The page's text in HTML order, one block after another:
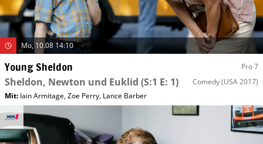
Mo, 10.08 14:10
Young Sheldon Pro 7
Sheldon, Newton und Euklid (S:1 E: 1) Comedy(USA 2017)
Mit: Iain Armitage,Zoe Perry, Lance Barber